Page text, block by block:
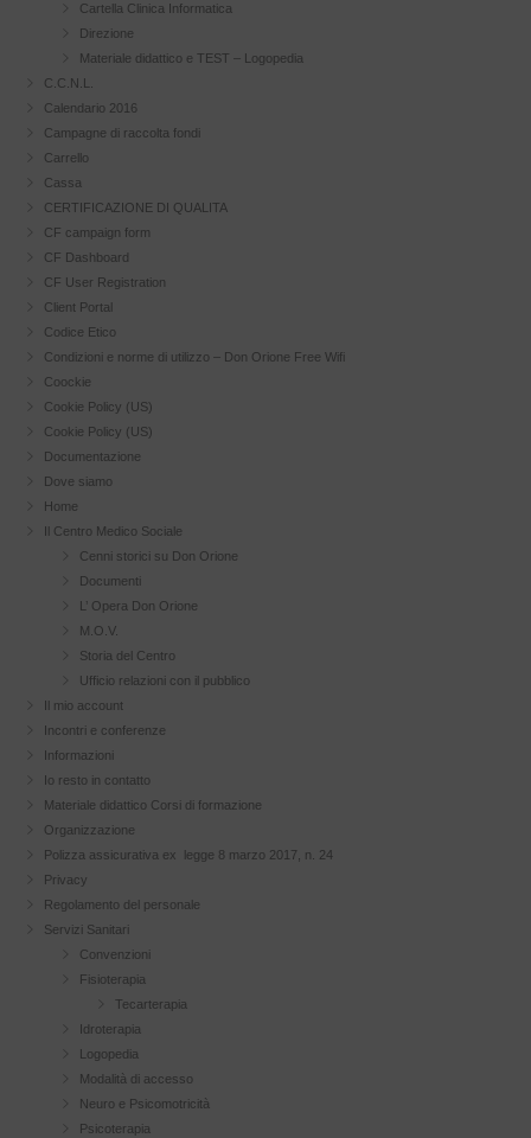
Cartella Clinica Informatica
Direzione
Materiale didattico e TEST – Logopedia
C.C.N.L.
Calendario 2016
Campagne di raccolta fondi
Carrello
Cassa
CERTIFICAZIONE DI QUALITA
CF campaign form
CF Dashboard
CF User Registration
Client Portal
Codice Etico
Condizioni e norme di utilizzo – Don Orione Free Wifi
Coockie
Cookie Policy (US)
Cookie Policy (US)
Documentazione
Dove siamo
Home
Il Centro Medico Sociale
Cenni storici su Don Orione
Documenti
L’ Opera Don Orione
M.O.V.
Storia del Centro
Ufficio relazioni con il pubblico
Il mio account
Incontri e conferenze
Informazioni
Io resto in contatto
Materiale didattico Corsi di formazione
Organizzazione
Polizza assicurativa ex legge 8 marzo 2017, n. 24
Privacy
Regolamento del personale
Servizi Sanitari
Convenzioni
Fisioterapia
Tecarterapia
Idroterapia
Logopedia
Modalità di accesso
Neuro e Psicomotricità
Psicoterapia